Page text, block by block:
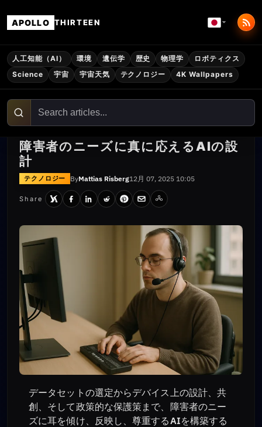
APOLLO THIRTEEN
人工知能（AI） 環境 遺伝学 歴史 物理学
ロボティクス
Science
宇宙 宇宙天気 テクノロジー 4K Wallpapers
障害者のニーズに真に応えるAIの設
計
テクノロジー ByMattias Risberg12月 07, 2025 10:05
Share
データセットの選定からデバイス上の設計、共
創、そして政策的な保護策まで、障害者のニー
ズに耳を傾け、反映し、尊重するAIを構築する